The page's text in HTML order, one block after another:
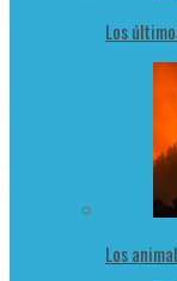
Los
Los